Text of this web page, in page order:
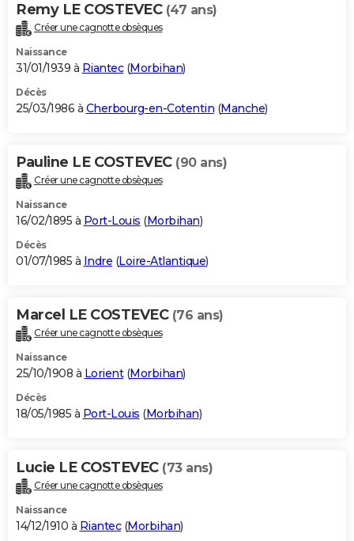
Remy LE COSTEVEC (47 ans)
Créer une cagnotte obsèques
Naissance
31/01/1939 à Riantec(Morbihan)
Décès
25/03/1986 à Cherbourg-en-Cotentin (Manche)
Pauline LE COSTEVEC (90 ans)
Créer une cagnotte obsèques
Naissance
16/02/1895 à Port-Louis (Morbihan)
Décès
01/07/1985 à Indre (Loire-Atlantique)
Marcel LE COSTEVEC (76 ans)
Créer une cagnotte obsèques
Naissance
25/10/1908 à Lorient(Morbihan)
Décès
18/05/1985 à Port-Louis (Morbihan)
Lucie LE COSTEVEC (73 ans)
Créer une cagnotte obsèques
Naissance
14/12/1910 à Riantec(Morbihan)